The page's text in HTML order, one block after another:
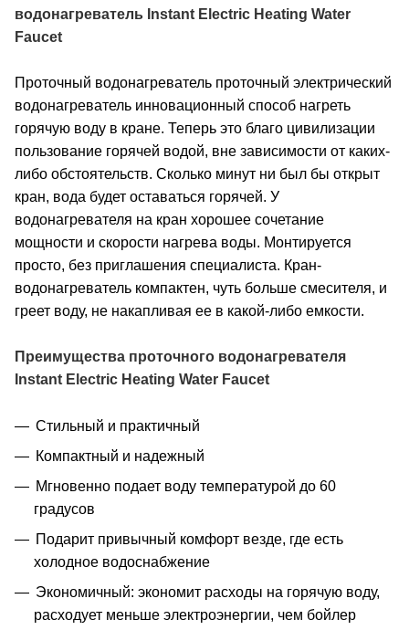
водонагреватель Instant Electric Heating Water
Faucet
Проточный водонагреватель проточный электрический
водонагреватель инновационный способ нагреть
горячую воду в кране. Теперь это благо цивилизации
пользование горячей водой, вне зависимости от каких-
либо обстоятельств. Сколько минут ни был бы открыт
кран, вода будет оставаться горячей. У
водонагревателя на кран хорошее сочетание
мощности и скорости нагрева воды. Монтируется
просто, без приглашения специалиста. Кран-
водонагреватель компактен, чуть больше смесителя, и
греет воду, не накапливая ее в какой-либо емкости.
Преимущества проточного водонагревателя
Instant Electric Heating Water Faucet
Стильный и практичный
Компактный и надежный
Мгновенно подает воду температурой до 60
градусов
Подарит привычный комфорт везде, где есть
холодное водоснабжение
Экономичный: экономит расходы на горячую воду,
расходует меньше электроэнергии, чем бойлер